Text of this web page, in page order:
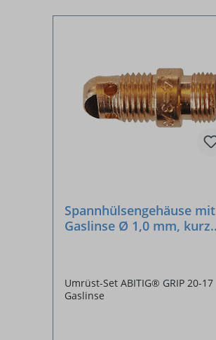
Spannhülsengehäuse mit
Gaslinse Ø 1,0 mm, kurz
Umrüst-Set ABITIG® GRIP 20-17
Gaslinse